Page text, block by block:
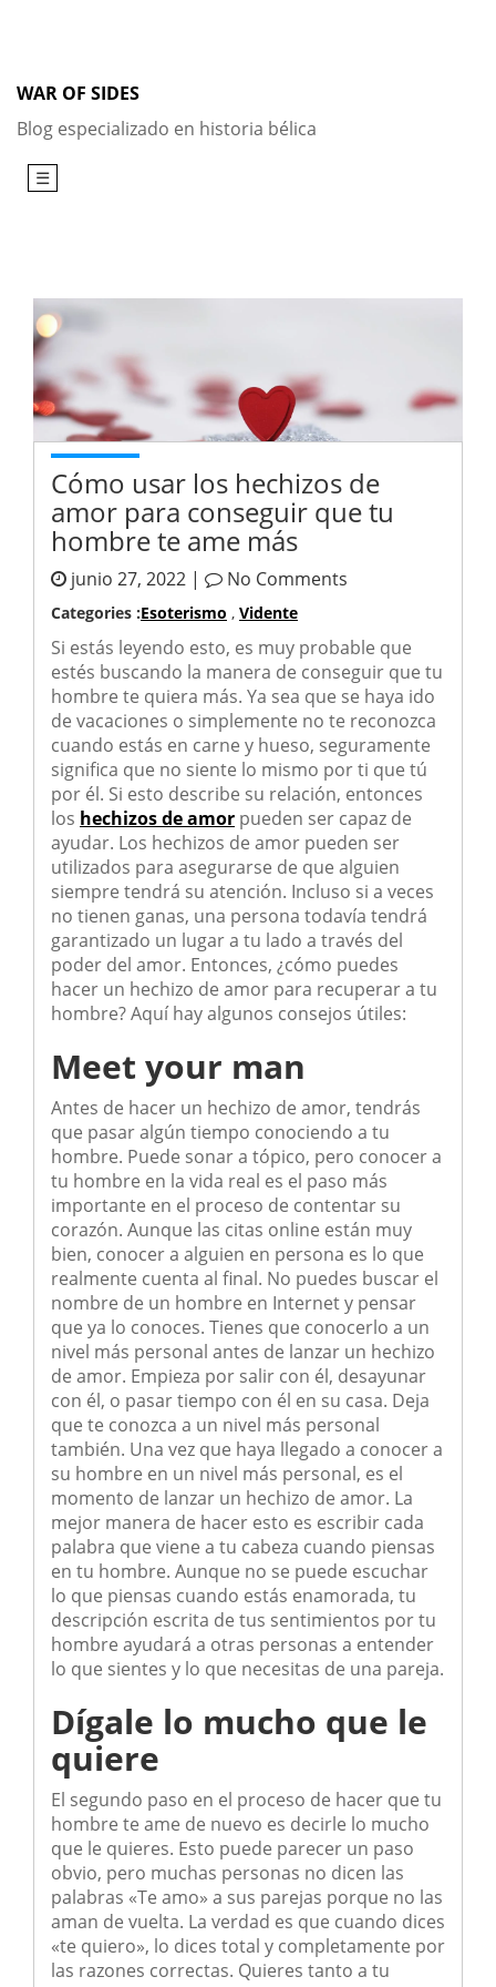
WAR OF SIDES
Blog especializado en historia bélica
☰
Cómo usar los hechizos de
amor para conseguir que tu
hombre te ame más
junio 27, 2022 | No Comments
Categories :Esoterismo , Vidente
Si estás leyendo esto, es muy probable que
estés buscando la manera de conseguir que tu
hombre te quiera más. Ya sea que se haya ido
de vacaciones o simplemente no te reconozca
cuando estás en carne y hueso, seguramente
significa que no siente lo mismo por ti que tú
por él. Si esto describe su relación, entonces
los hechizos de amor pueden ser capaz de
ayudar. Los hechizos de amor pueden ser
utilizados para asegurarse de que alguien
siempre tendrá su atención. Incluso si a veces
no tienen ganas, una persona todavía tendrá
garantizado un lugar a tu lado a través del
poder del amor. Entonces, ¿cómo puedes
hacer un hechizo de amor para recuperar a tu
hombre? Aquí hay algunos consejos útiles:
Meet your man
Antes de hacer un hechizo de amor, tendrás
que pasar algún tiempo conociendo a tu
hombre. Puede sonar a tópico, pero conocer a
tu hombre en la vida real es el paso más
importante en el proceso de contentar su
corazón. Aunque las citas online están muy
bien, conocer a alguien en persona es lo que
realmente cuenta al final. No puedes buscar el
nombre de un hombre en Internet y pensar
que ya lo conoces. Tienes que conocerlo a un
nivel más personal antes de lanzar un hechizo
de amor. Empieza por salir con él, desayunar
con él, o pasar tiempo con él en su casa. Deja
que te conozca a un nivel más personal
también. Una vez que haya llegado a conocer a
su hombre en un nivel más personal, es el
momento de lanzar un hechizo de amor. La
mejor manera de hacer esto es escribir cada
palabra que viene a tu cabeza cuando piensas
en tu hombre. Aunque no se puede escuchar
lo que piensas cuando estás enamorada, tu
descripción escrita de tus sentimientos por tu
hombre ayudará a otras personas a entender
lo que sientes y lo que necesitas de una pareja.
Dígale lo mucho que le
quiere
El segundo paso en el proceso de hacer que tu
hombre te ame de nuevo es decirle lo mucho
que le quieres. Esto puede parecer un paso
obvio, pero muchas personas no dicen las
palabras «Te amo» a sus parejas porque no las
aman de vuelta. La verdad es que cuando dices
«te quiero», lo dices total y completamente por
las razones correctas. Quieres tanto a tu